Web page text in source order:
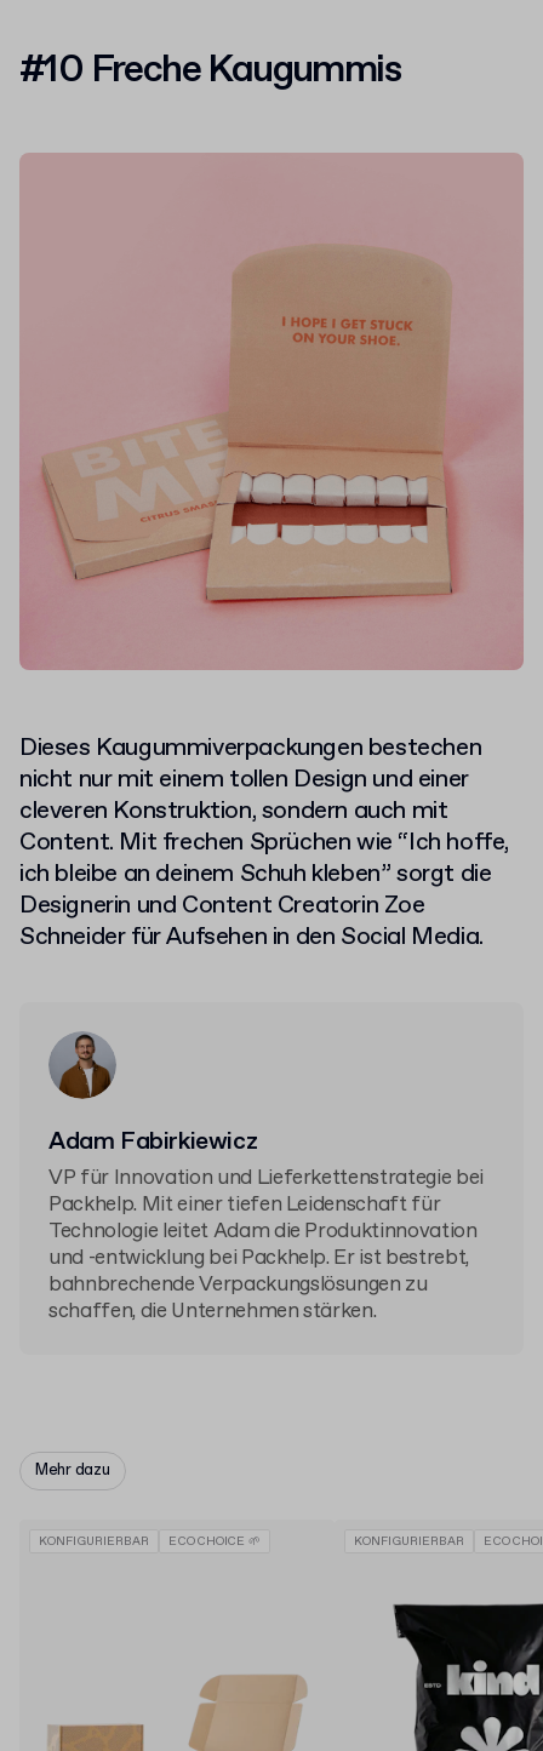
#10 Freche Kaugummis
Dieses Kaugummiverpackungen bestechen
nicht nur mit einem tollen Design und einer
cleveren Konstruktion, sondern auch mit
Content. Mit frechen Sprüchen wie “Ich hoffe,
ich bleibe an deinem Schuh kleben” sorgt die
Designerin und Content Creatorin Zoe
Schneider für Aufsehen in den Social Media.
Adam Fabirkiewicz
VP für Innovation und Lieferkettenstrategie bei
Packhelp. Mit einer tiefen Leidenschaft für
Technologie leitet Adam die Produktinnovation
und -entwicklung bei Packhelp. Er ist bestrebt,
bahnbrechende Verpackungslösungen zu
schaffen, die Unternehmen stärken.
Mehr dazu
KONFIGURIERBAR ECO CHOICE 🌱 KONFIGURIERBAR ECO